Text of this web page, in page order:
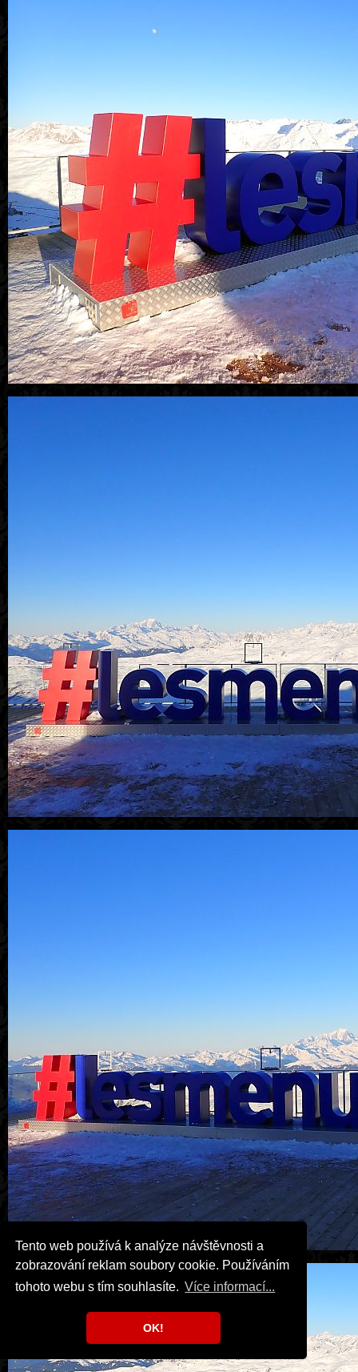
Tento web používá k analýze návštěvnosti a
zobrazování reklam soubory cookie. Používáním
tohoto webu s tím souhlasíte. Více informací...
OK!